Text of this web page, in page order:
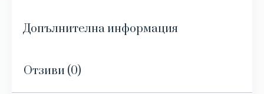
Допълнителна информация
Отзиви (0)